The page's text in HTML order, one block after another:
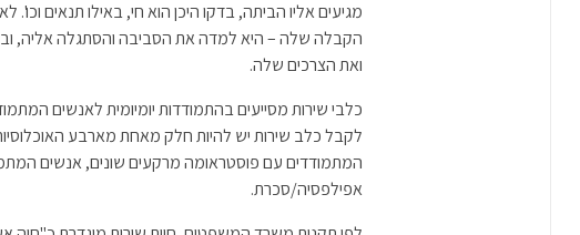
מגיעים אליו הביתה, בדקו היכן הוא חי, באילו תנאים
הקבלה שלה – היא למדה את הסביבה והסתגלה אליה,
ואת הצרכים שלה.
כלבי שירות מסייעים בהתמודדות יומיומית לאנשים
לקבל כלב שירות יש להיות חלק מאחת מארבע
המתמודדים עם פוסטראומה מרקעים שונים, אנשים
אפילפסיה/סכרת.